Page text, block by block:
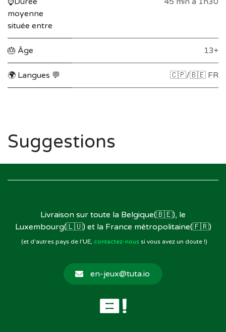
moyenne
située entre
🎂 Âge 13+
🌍 Langues 💬 🇨🇵/🇧🇪 FR
Suggestions
Livraison sur toute la Belgique(🇧🇪), le
Luxembourg(🇱🇺) et la France métropolitaine(🇫🇷)
(et d'autres pays de l'UE, contactez-noussi vous avez un doute !)
en-jeux@tuta.io